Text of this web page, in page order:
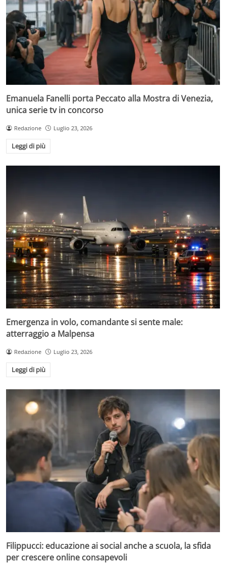
Emanuela Fanelli porta Peccato alla Mostra di Venezia,
unica serie tv in concorso
Redazione Luglio 23, 2026
Leggi di più
Emergenza in volo, comandante si sente male:
atterraggio a Malpensa
Redazione Luglio 23, 2026
Leggi di più
Filippucci: educazione ai social anche a scuola, la sfida
per crescere online consapevoli